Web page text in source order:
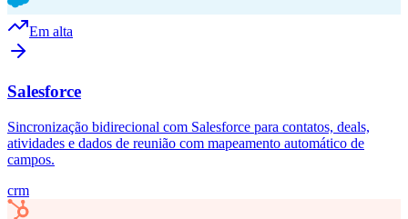
Em alta
Salesforce
Sincronização bidirecional com Salesforce para contatos, deals,
atividades e dados de reunião com mapeamento automático de
campos.
crm